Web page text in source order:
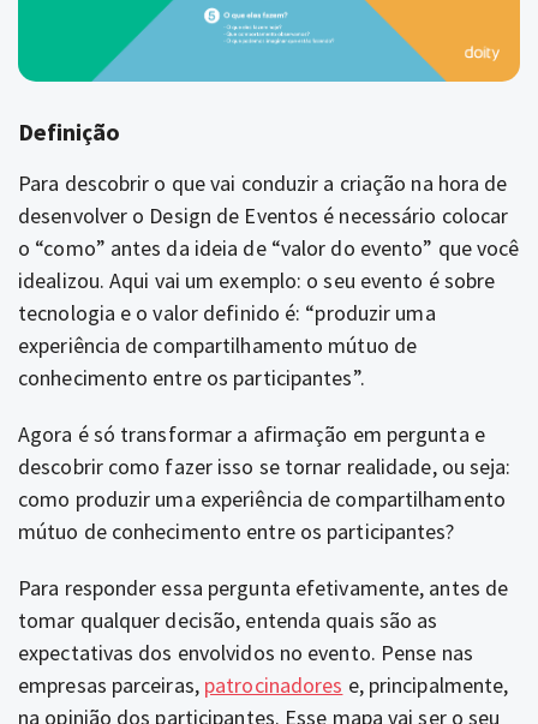
Definição
Para descobrir o que vai conduzir a criação na hora de
desenvolver o Design de Eventos é necessário colocar
o “como” antes da ideia de “valor do evento” que você
idealizou. Aqui vai um exemplo: o seu evento é sobre
tecnologia e o valor definido é: “produzir uma
experiência de compartilhamento mútuo de
conhecimento entre os participantes”.
Agora é só transformar a afirmação em pergunta e
descobrir como fazer isso se tornar realidade, ou seja:
como produzir uma experiência de compartilhamento
mútuo de conhecimento entre os participantes?
Para responder essa pergunta efetivamente, antes de
tomar qualquer decisão, entenda quais são as
expectativas dos envolvidos no evento. Pense nas
empresas parceiras, patrocinadores e, principalmente,
na opinião dos participantes. Esse mapa vai ser o seu